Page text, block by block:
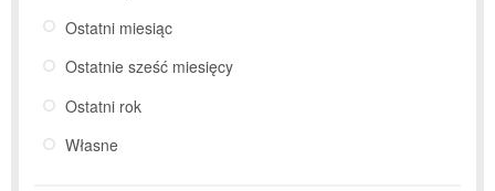
Ostatni miesiąc
Ostatnie sześć miesięcy
Ostatni rok
Własne